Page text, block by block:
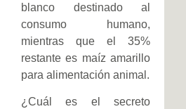
blanco destinado al
consumo humano,
mientras que el 35%
restante es maíz amarillo
para alimentación animal.
¿Cuál es el secreto